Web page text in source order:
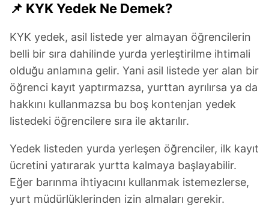
📌 KYK Yedek Ne Demek?
KYK yedek, asil listede yer almayan öğrencilerin
belli bir sıra dahilinde yurda yerleştirilme ihtimali
olduğu anlamına gelir. Yani asil listede yer alan bir
öğrenci kayıt yaptırmazsa, yurttan ayrılırsa ya da
hakkını kullanmazsa bu boş kontenjan yedek
listedeki öğrencilere sıra ile aktarılır.
Yedek listeden yurda yerleşen öğrenciler, ilk kayıt
ücretini yatırarak yurtta kalmaya başlayabilir.
Eğer barınma ihtiyacını kullanmak istemezlerse,
yurt müdürlüklerinden izin almaları gerekir.